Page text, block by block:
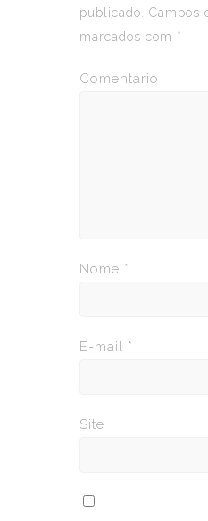
publicado.
Campos
marcados com *
Comentário
Nome *
E-mail *
Site